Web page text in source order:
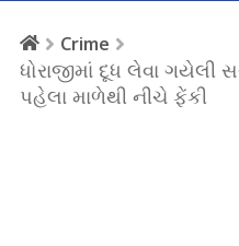
Crime
ધોરાજીમાં દૂધ લેવા ગયેલી
પહેલા માળેથી નીચે ફેંકી